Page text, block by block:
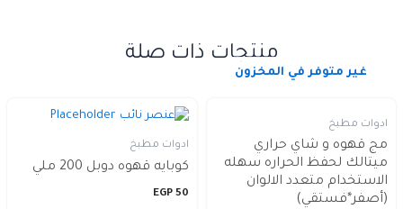
منتجات ذات صلة
غير متوفر في المخزون
ادوات مطبخ
مج قهوه و شاي حراري
ميتالك لحفظ الحراره سهله
الاستخدام متعدد الالوان
(أصفر*فستقي)
ادوات مطبخ
كوبايه قهوه دوبل 200 ملي
50
EGP